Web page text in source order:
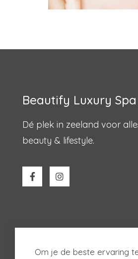
Beautify Luxury Spa
Dé plek in zeeland voor
beauty & lifestyle.
Om je de beste ervaring